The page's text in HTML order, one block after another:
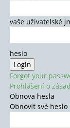
vaše uživatelské
heslo
Forgot your
Prohlášení o
Obnova hesla
Obnovit své heslo